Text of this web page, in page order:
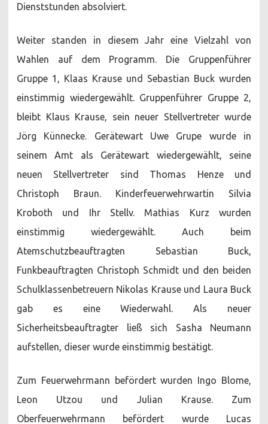
Dienststunden absolviert.
Weiter standen in diesem Jahr eine Vielzahl von
Wahlen auf dem Programm. Die Gruppenführer
Gruppe 1, Klaas Krause und Sebastian Buck wurden
einstimmig wiedergewählt. Gruppenführer Gruppe 2,
bleibt Klaus Krause, sein neuer Stellvertreter wurde
Jörg Künnecke. Gerätewart Uwe Grupe wurde in
seinem Amt als Gerätewart wiedergewählt, seine
neuen Stellvertreter sind Thomas Henze und
Christoph Braun. Kinderfeuerwehrwartin Silvia
Kroboth und Ihr Stellv. Mathias Kurz wurden
einstimmig wiedergewählt. Auch beim
Atemschutzbeauftragten Sebastian Buck,
Funkbeauftragten Christoph Schmidt und den beiden
Schulklassenbetreuern Nikolas Krause und Laura Buck
gab es eine Wiederwahl. Als neuer
Sicherheitsbeauftragter ließ sich Sasha Neumann
aufstellen, dieser wurde einstimmig bestätigt.
Zum Feuerwehrmann befördert wurden Ingo Blome,
Leon Utzou und Julian Krause. Zum
Oberfeuerwehrmann befördert wurde Lucas